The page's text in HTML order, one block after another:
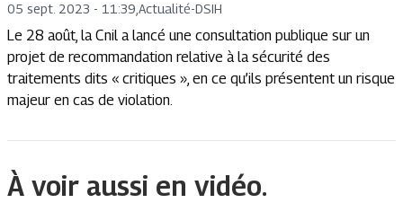
05 sept. 2023 - 11:39 Actualité-DSIH
Le 28 août, la Cnil a lancé une consultation publique sur un
projet de recommandation relative à la sécurité des
traitements dits « critiques », en ce qu’ils présentent un risque
majeur en cas de violation.
À voir aussi en vidéo.